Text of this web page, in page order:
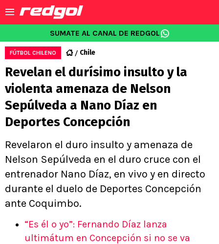
SUMATE AL CANAL DE REDGOL
FÚTBOL CHILENO Chile
Revelan el durísimo insulto y la
violenta amenaza de Nelson
Sepúlveda a Nano Díaz en
Deportes Concepción
Revelaron el duro insulto y amenaza de
Nelson Sepúlveda en el duro cruce con el
entrenador Nano Díaz, en vivo y en directo
durante el duelo de Deportes Concepción
ante Coquimbo.
“Es él o yo”: Fernando Díaz lanza
ultimátum en Concepción si no se va